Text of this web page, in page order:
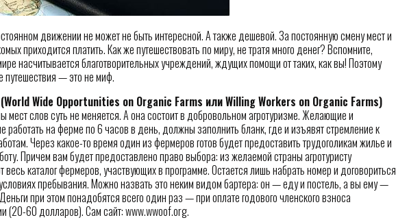
движении не может не быть интересной. А также дешевой. За постоянную смену мест и
приходится платить. Как же путешествовать по миру, не тратя много денег? Вспомните,
насчитывается благотворительных учреждений, ждущих помощи от таких, как вы! Поэтому
путешествия — это не миф.
(World Wide Opportunities on Organic Farms или Willing Workers on Organic Farms)
мест слов суть не меняется. А она состоит в добровольном агротуризме. Желающие и
работать на ферме по 6 часов в день, должны заполнить бланк, где и изъявят стремление к
Через какое-то время один из фермеров готов будет предоставить трудоголикам жилье и
Причем вам будет предоставлено право выбора: из желаемой страны агротуристу
весь каталог фермеров, участвующих в программе. Остается лишь набрать номер и договориться
пребывания. Можно назвать это неким видом бартера: он — еду и постель, а вы ему —
при этом понадобятся всего один раз — при оплате годового членского взноса
(20-60 долларов). Сам сайт: www.wwoof.org.